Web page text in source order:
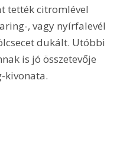
tették citromlével
, vagy nyírfalevél
dukált. Utóbbi
is jó összetevője
kivonata.